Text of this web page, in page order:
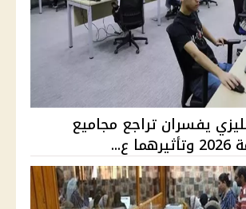
يفسران تراجع مجاميع